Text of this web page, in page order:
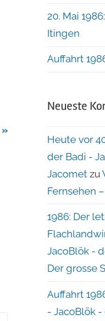
20. Mai
Itingen
Auffahrt
Neueste
Heute vor
der Badi -
Jacomet zu
Fernsehen
1986: Der
JacoBlök -
Der grosse
Auffahrt
- JacoBlök